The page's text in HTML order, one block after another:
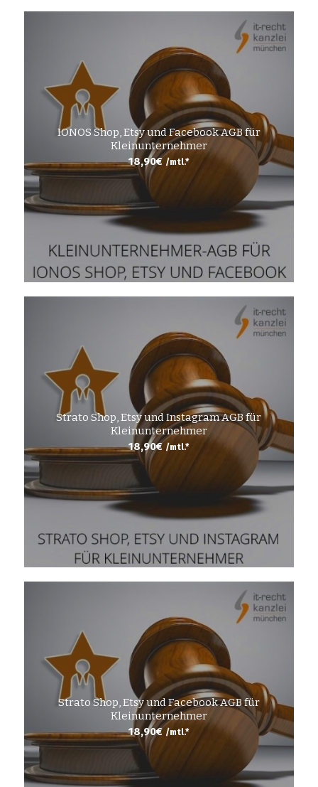
IONOS Shop, Etsy und Facebook AGB für
Kleinunternehmer
18,90€ /mtl.*
Strato Shop, Etsy und Instagram AGB für
Kleinunternehmer
18,90€ /mtl.*
Strato Shop, Etsy und Facebook AGB für
Kleinunternehmer
18,90€ /mtl.*